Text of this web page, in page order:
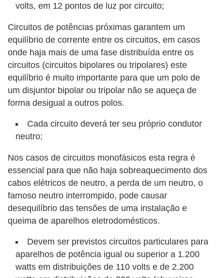
volts, em 12 pontos de luz por circuito;
Circuitos de potências próximas garantem um
equilíbrio de corrente entre os circuitos, em casos
onde haja mais de uma fase distribuída entre os
circuitos (circuitos bipolares ou tripolares) este
equilíbrio é muito importante para que um polo de
um disjuntor bipolar ou tripolar não se aqueça de
forma desigual a outros polos.
Cada circuito deverá ter seu próprio condutor
neutro;
Nos casos de circuitos monofásicos esta regra é
essencial para que não haja sobreaquecimento dos
cabos elétricos de neutro, a perda de um neutro, o
famoso neutro interrompido, pode causar
desequilíbrio das tensões de uma instalação e
queima de aparelhos eletrodomésticos.
Devem ser previstos circuitos particulares para
aparelhos de potência igual ou superior a 1.200
watts em distribuições de 110 volts e de 2.200
r
i
c
i
d
a
d
r
r
a
m
e
a
s